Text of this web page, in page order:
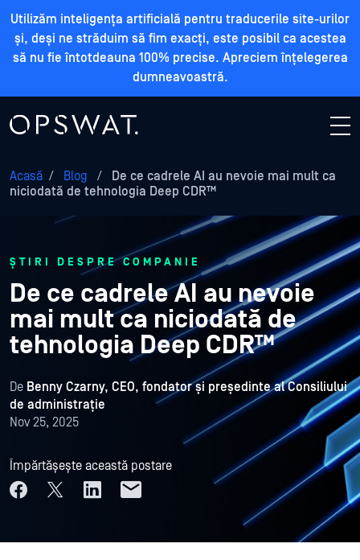
Utilizăm inteligența artificială pentru traducerile site-urilor
și, deși ne străduim să fim exacți, este posibil ca acestea
să nu fie întotdeauna 100% precise. Apreciem înțelegerea
dumneavoastră.
Acasă / Blog /
De ce cadrele AI au nevoie mai mult ca
niciodată de tehnologia Deep CDR™
ȘTIRI DESPRE COMPANIE
De ce cadrele AI au nevoie
mai mult ca niciodată de
tehnologia Deep CDR™
De Benny Czarny, CEO, fondator și președinte al Consiliului
de administrație
Nov 25, 2025
Împărtășește această postare